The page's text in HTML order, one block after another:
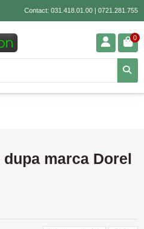
Contact: 031.418.01.00| 0721.281.755
0
marca Dorel